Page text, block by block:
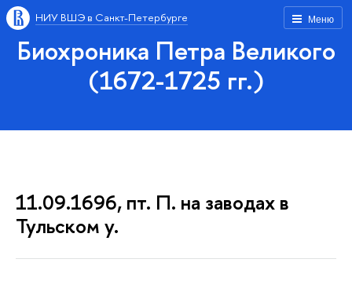
Меню
НИУ ВШЭ в Санкт-Петербурге
Биохроника Петра Великого
(1672-1725 гг.)
11.09.1696, пт. П. на заводах в
Тульском у.